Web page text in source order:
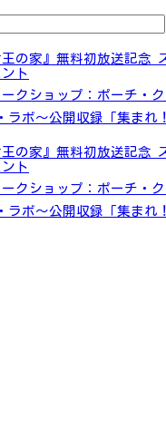
王の家』無料初放送記念
ト
ークショップ：ポーチ・
ラボ～公開収録「集まれ
王の家』無料初放送記念
ト
ークショップ：ポーチ・
ラボ～公開収録「集まれ